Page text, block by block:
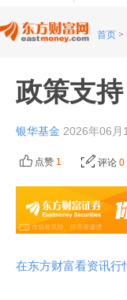
首页 >
政策支
银华基金 2026年06月
点赞 1 评论 0
在东方财富看资讯行